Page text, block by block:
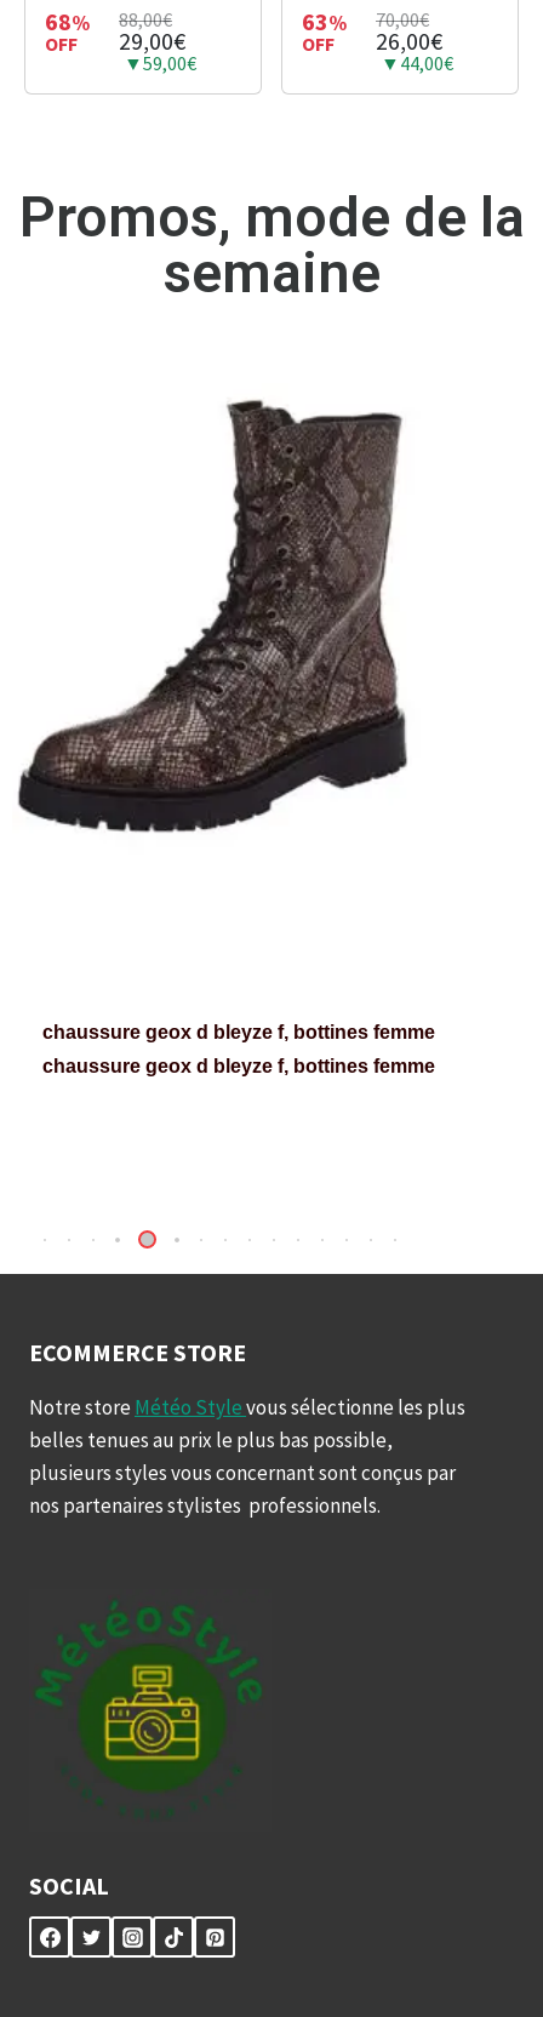
Hommes Confortables
68%
OFF
88,00€
29,00€
▼59,00€
63%
OFF
70,00€
26,00€
▼44,00€
Promos, mode de la
semaine
chaussure geox d bleyze f, bottines femme
chaussure geox d bleyze f, bottines femme
ECOMMERCE STORE
Notre store Météo Stylevous sélectionne les plus
belles tenues au prix le plus bas possible,
plusieurs styles vous concernant sont conçus par
nos partenaires stylistes professionnels.
SOCIAL